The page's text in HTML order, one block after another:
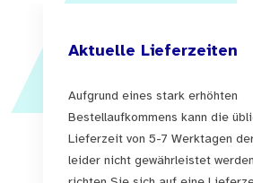
Aktuelle Lieferzeiten
Aufgrund eines stark erhöhten
Bestellaufkommens kann die
Lieferzeit von 5-7 Werktagen
leider nicht gewährleistet